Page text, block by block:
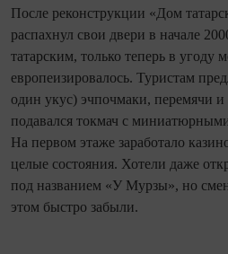
После реконструкции «Дом
распахнул свои двери в начале
татарским, только теперь в
европеизировалось. Туристам
один укус) эчпочмаки, перемячи
подавался токмач с
На первом этаже заработало
целые состояния. Хотели даже
под названием «У Мурзы», но
этом быстро забыли.